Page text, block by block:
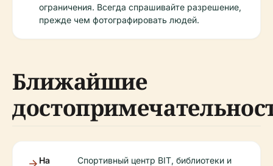
ограничения. Всегда спрашивайте разрешение,
прежде чем фотографировать людей.
Ближайшие
На
Спортивный центр BIT, библиотеки и